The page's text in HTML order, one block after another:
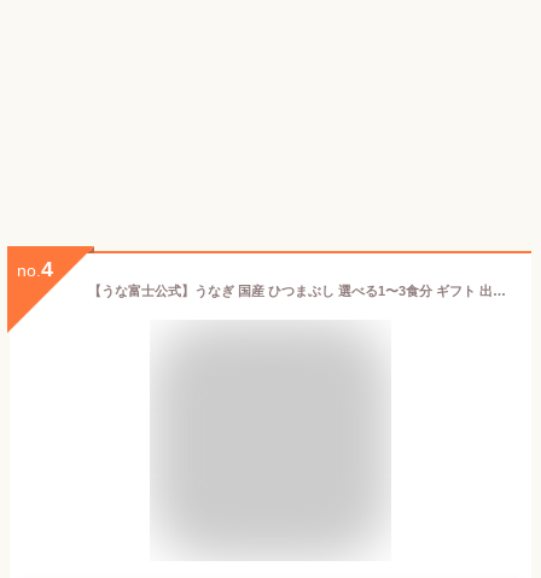
no. 4
【うな富士公式】うなぎ 国産 ひつまぶし 選べる1〜3食分 ギフト 出汁・タレ・薬味付き 鰻 蒲焼 青うなぎ 二ホンウナギ 特大 肉厚 プレゼント ギフト グルメ 食品 食べ物 お取り寄せ 名古屋 選べる 1尾 2尾 3尾 お歳暮 unagi